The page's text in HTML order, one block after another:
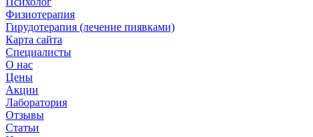
Физиотерапия
Гирудотерапия (лечение пиявками)
Карта сайта
Специалисты
О нас
Цены
Акции
Лаборатория
Отзывы
Статьи